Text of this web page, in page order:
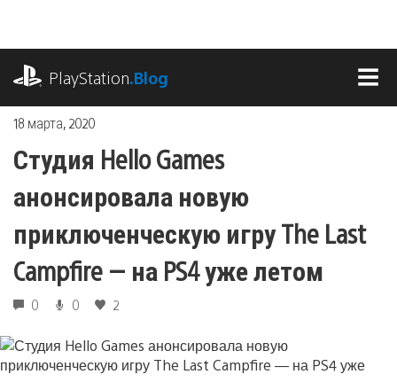
содержимому
PlayStation.Blog
18 марта, 2020
Студия Hello Games
анонсировала новую
приключенческую игру The Last
Campfire — на PS4 уже летом
0 0 2